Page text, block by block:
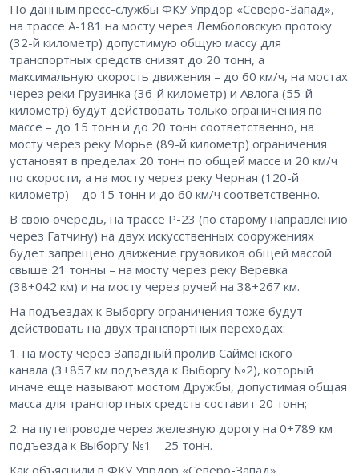
По данным пресс-службы ФКУ Упрдор «Северо-Запад»,
на трассе А-181 на мосту через Лемболовскую протоку
(32-й километр) допустимую общую массу для
транспортных средств снизят до 20 тонн, а
максимальную скорость движения – до 60 км/ч, на мостах
через реки Грузинка (36-й километр) и Авлога (55-й
километр) будут действовать только ограничения по
массе – до 15 тонн и до 20 тонн соответственно, на
мосту через реку Морье (89-й километр) ограничения
установят в пределах 20 тонн по общей массе и 20 км/ч
по скорости, а на мосту через реку Черная (120-й
километр) – до 15 тонн и до 60 км/ч соответственно.
В свою очередь, на трассе Р-23 (по старому направлению
через Гатчину) на двух искусственных сооружениях
будет запрещено движение грузовиков общей массой
свыше 21 тонны – на мосту через реку Веревка
(38+042 км) и на мосту через ручей на 38+267 км.
На подъездах к Выборгу ограничения тоже будут
действовать на двух транспортных переходах:
1. на мосту через Западный пролив Сайменского
канала (3+857 км подъезда к Выборгу №2), который
иначе еще называют мостом Дружбы, допустимая общая
масса для транспортных средств составит 20 тонн;
2. на путепроводе через железную дорогу на 0+789 км
подъезда к Выборгу №1 – 25 тонн.
Как объяснили в ФКУ Упрдор «Северо-Запад»,